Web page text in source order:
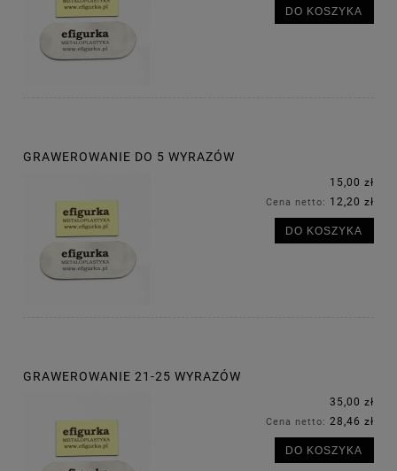
DO KOSZYKA
GRAWEROWANIE DO 5 WYRAZÓW
15,00 zł
Cena netto: 12,20 zł
DO KOSZYKA
GRAWEROWANIE 21-25 WYRAZÓW
35,00 zł
Cena netto: 28,46 zł
DO KOSZYKA